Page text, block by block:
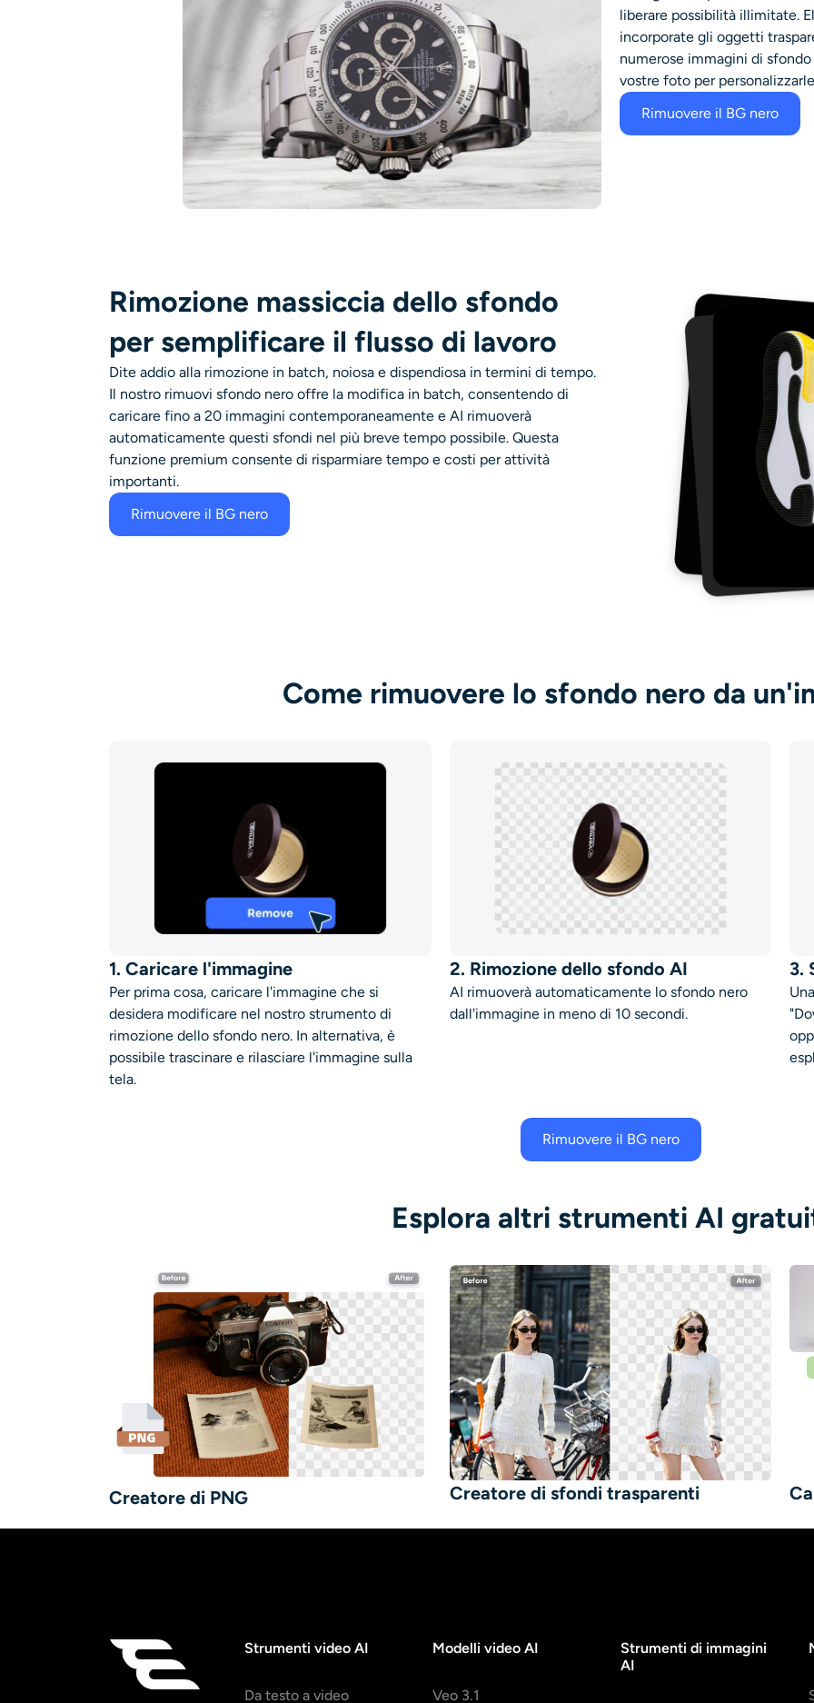
liberare possibilità illimitate.
incorporate gli oggetti
numerose immagini di
vostre foto per
Rimuovere il BG nero
Rimozione massiccia dello sfondo
per semplificare il flusso di lavoro
Dite addio alla rimozione in batch, noiosa e dispendiosa in termini di tempo.
Il nostro rimuovi sfondo nero offre la modifica in batch, consentendo di
caricare fino a 20 immagini contemporaneamente e AI rimuoverà
automaticamente questi sfondi nel più breve tempo possibile. Questa
funzione premium consente di risparmiare tempo e costi per attività
importanti.
Rimuovere il BG nero
Come rimuovere lo sfondo nero da
1. Caricare l'immagine
Per prima cosa, caricare l'immagine che si
desidera modificare nel nostro strumento di
rimozione dello sfondo nero. In alternativa, è
possibile trascinare e rilasciare l'immagine sulla
tela.
2. Rimozione dello sfondo AI
AI rimuoverà automaticamente lo sfondo nero
dall'immagine in meno di 10 secondi.
3.
Rimuovere il BG nero
Esplora altri strumenti AI
Creatore di PNG Creatore di sfondi trasparenti
Strumenti video AI
Da testo a video
Modelli video AI
Veo 3.1
Strumenti di immagini
AI